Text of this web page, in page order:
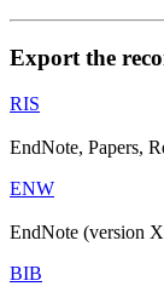
Export the
RIS
EndNote, Papers,
ENW
EndNote (version
BIB